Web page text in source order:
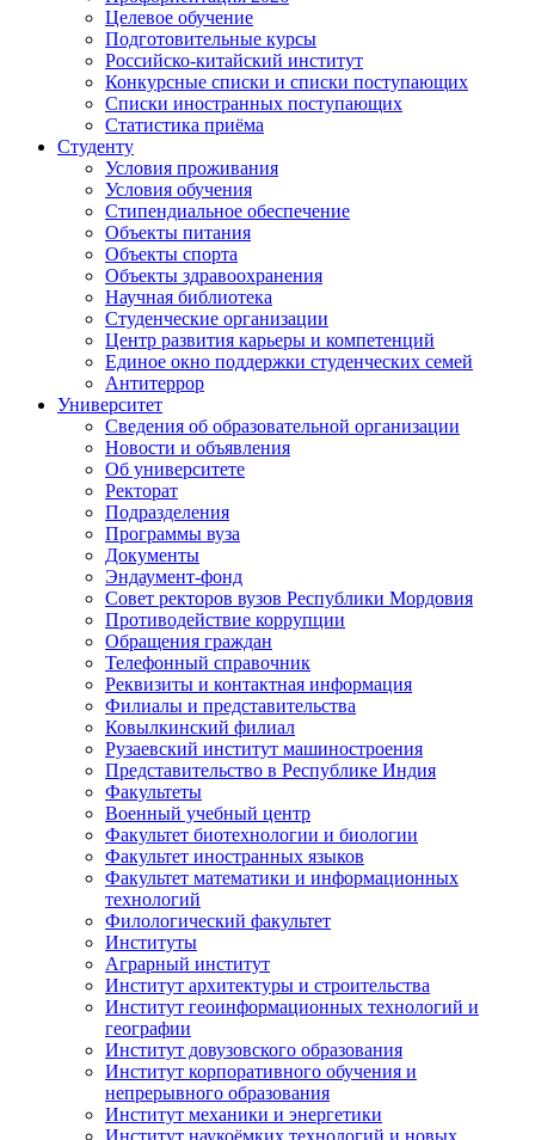
Целевое обучение
Подготовительные курсы
Российско-китайский институт
Конкурсные списки и списки поступающих
Списки иностранных поступающих
Статистика приёма
Студенту
Условия проживания
Условия обучения
Стипендиальное обеспечение
Объекты питания
Объекты спорта
Объекты здравоохранения
Научная библиотека
Студенческие организации
Центр развития карьеры и компетенций
Единое окно поддержки студенческих семей
Антитеррор
Университет
Сведения об образовательной организации
Новости и объявления
Об университете
Ректорат
Подразделения
Программы вуза
Документы
Эндаумент-фонд
Совет ректоров вузов Республики Мордовия
Противодействие коррупции
Обращения граждан
Телефонный справочник
Реквизиты и контактная информация
Филиалы и представительства
Ковылкинский филиал
Рузаевский институт машиностроения
Представительство в Республике Индия
Факультеты
Военный учебный центр
Факультет биотехнологии и биологии
Факультет иностранных языков
Факультет математики и информационных
технологий
Филологический факультет
Институты
Аграрный институт
Институт архитектуры и строительства
Институт геоинформационных технологий и
географии
Институт довузовского образования
Институт корпоративного обучения и
непрерывного образования
Институт механики и энергетики
Институт наукоёмких технологий и новых